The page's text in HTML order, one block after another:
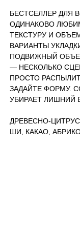
БЕСТСЕЛЛЕР ДЛЯ
ОДИНАКОВО
ТЕКСТУРУ И
ВАРИАНТЫ
ПОДВИЖНЫЙ
— НЕСКОЛЬКО
ПРОСТО
ЗАДАЙТЕ ФОРМУ.
УБИРАЕТ ЛИШНИЙ
ДРЕВЕСНО-
ШИ, КАКАО,